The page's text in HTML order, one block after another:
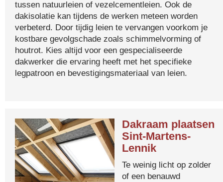
tussen natuurleien of vezelcementleien. Ook de
dakisolatie kan tijdens de werken meteen worden
verbeterd. Door tijdig leien te vervangen voorkom je
kostbare gevolgschade zoals schimmelvorming of
houtrot. Kies altijd voor een gespecialiseerde
dakwerker die ervaring heeft met het specifieke
legpatroon en bevestigingsmateriaal van leien.
Dakraam plaatsen
Sint-Martens-
Lennik
Te weinig licht op zolder
of een benauwd